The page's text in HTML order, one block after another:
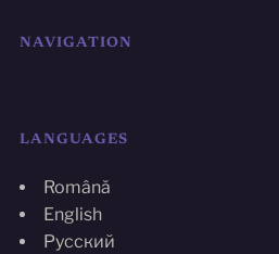
NAVIGATION
LANGUAGES
Română
English
Русский